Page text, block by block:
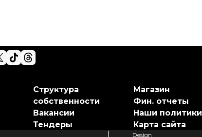
Структура
собственности
Вакансии
Тендеры
Магазин
Фин. отчеты
Наши политики
Карта сайта
Design